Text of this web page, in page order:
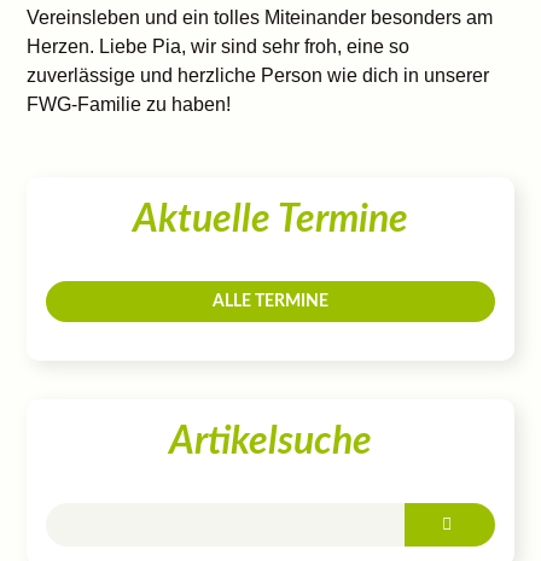
Vereinsleben und ein tolles Miteinander besonders am
Herzen. Liebe Pia, wir sind sehr froh, eine so
zuverlässige und herzliche Person wie dich in unserer
FWG-Familie zu haben!
Aktuelle Termine
ALLE TERMINE
Artikelsuche